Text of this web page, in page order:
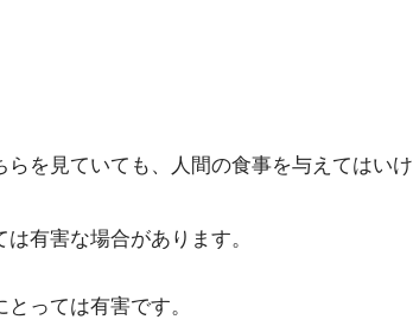
を見ていても、人間の食事を与えてはいけ
有害な場合があります。
っては有害です。